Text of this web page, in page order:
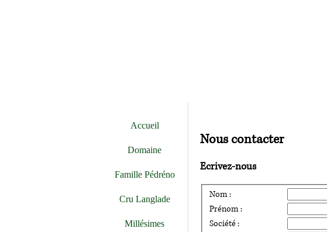
Accueil
Domaine
Famille Pédréno
Cru Langlade
Millésimes
Nous contacter
Ecrivez-nous
Nom :
Prénom :
Société :